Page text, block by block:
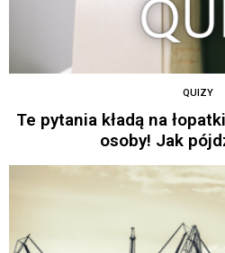
QUIZY
Te pytania kładą na
osoby! Jak